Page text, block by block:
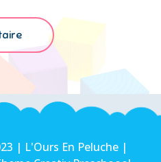
| L'Ours En Peluche |